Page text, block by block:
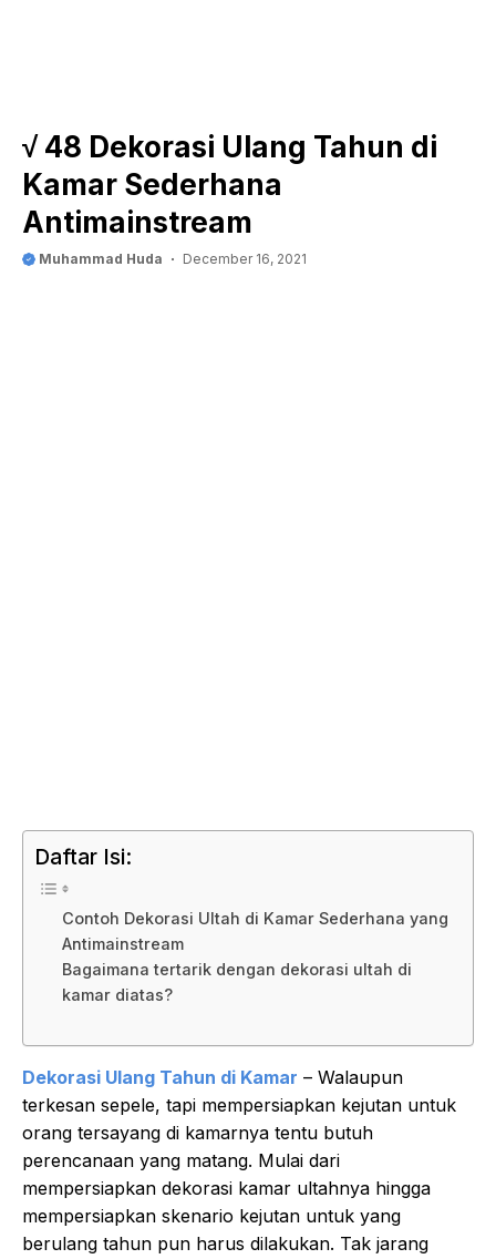
√ 48 Dekorasi Ulang Tahun di
Kamar Sederhana
Antimainstream
Muhammad Huda December 16, 2021
Daftar Isi:
Contoh Dekorasi Ultah di Kamar Sederhana yang
Antimainstream
Bagaimana tertarik dengan dekorasi ultah di
kamar diatas?
Dekorasi Ulang Tahun di Kamar – Walaupun
terkesan sepele, tapi mempersiapkan kejutan untuk
orang tersayang di kamarnya tentu butuh
perencanaan yang matang. Mulai dari
mempersiapkan dekorasi kamar ultahnya hingga
mempersiapkan skenario kejutan untuk yang
berulang tahun pun harus dilakukan. Tak jarang